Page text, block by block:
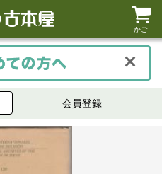
かご
会員登録